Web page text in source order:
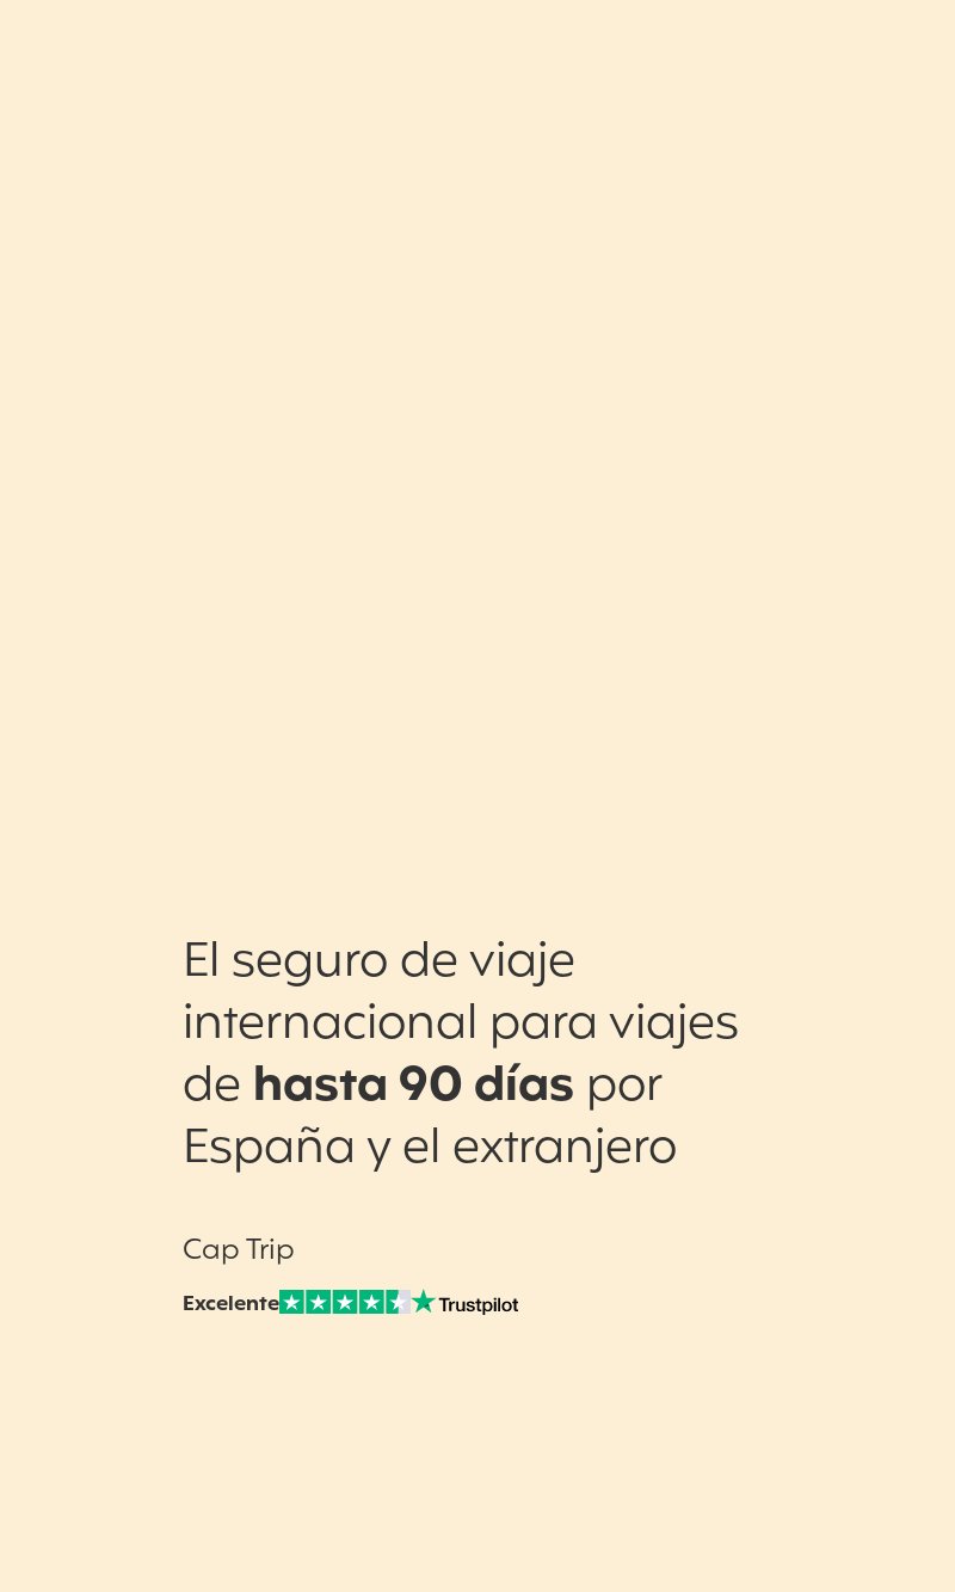
Cap Trip
Nuestras Opiniones Verificadas:
Excelente
El seguro de viaje
internacional para viajes
de hasta 90 días por
España y el extranjero